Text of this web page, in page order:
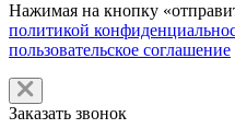
Нажимая на кнопку
политикой
пользовательское соглашение
Заказать звонок